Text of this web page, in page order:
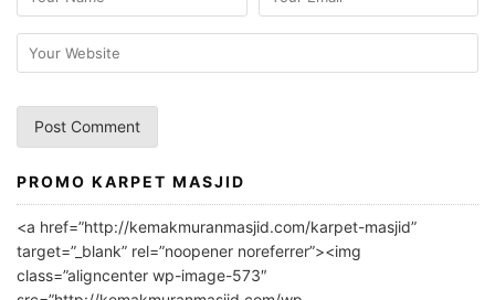
A
l
r
PROMO KARPET MASJID
<a href=”http://kemakmuranmasjid.com/karpet-masjid”
target=”_blank” rel=”noopener noreferrer”><img
class=”aligncenter wp-image-573″